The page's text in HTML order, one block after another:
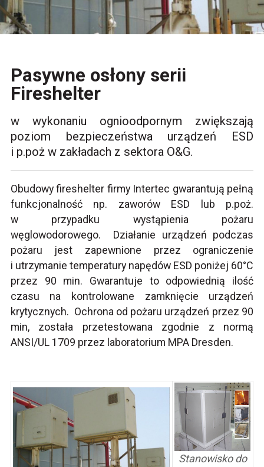
Pasywne osłony serii
Fireshelter
w wykonaniu ognioodpornym zwiększają
poziom bezpieczeństwa urządzeń ESD
i p.poż w zakładach z sektora O&G.
Obudowy fireshelter firmy Intertec gwarantują pełną
funkcjonalność np. zaworów ESD lub p.poż.
w przypadku wystąpienia pożaru
węglowodorowego. Działanie urządzeń podczas
pożaru jest zapewnione przez ograniczenie
i utrzymanie temperatury napędów ESD poniżej 60°C
przez 90 min. Gwarantuje to odpowiednią ilość
czasu na kontrolowane zamknięcie urządzeń
krytycznych. Ochrona od pożaru urządzeń przez 90
min, została przetestowana zgodnie z normą
ANSI/UL 1709 przez laboratorium MPA Dresden.
Stanowisko do